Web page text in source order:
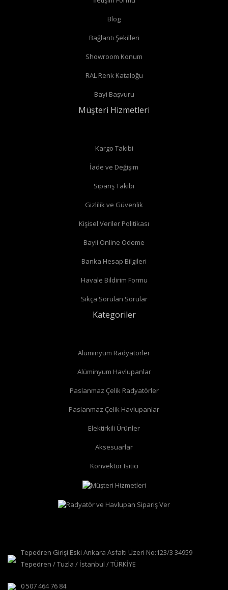
Blog
Bağlantı Şekilleri
Showroom Konum
RAL Renk Kataloğu
Bayi Başvuru
Müşteri Hizmetleri
Kargo Takibi
İade ve Değişim
Sipariş Takibi
Gizlilik ve Güvenlik
Kişisel Veriler Politikası
Bayii Online Ödeme
Banka Hesap Bilgileri
Havale Bildirim Formu
Sıkça Sorulan Sorular
Kategoriler
Alüminyum Radyatörler
Alüminyum Havlupanlar
Paslanmaz Çelik Radyatörler
Paslanmaz Çelik Havlupanlar
Elektirkili Ürünler
Aksesuarlar
Konvektör Isıtıcı
Tepeören Girişi Eski Ankara Asfaltı Üzeri No:123/3 34959
Tepeören / Tuzla / İstanbul / TÜRKİYE
0 507 464 76 84